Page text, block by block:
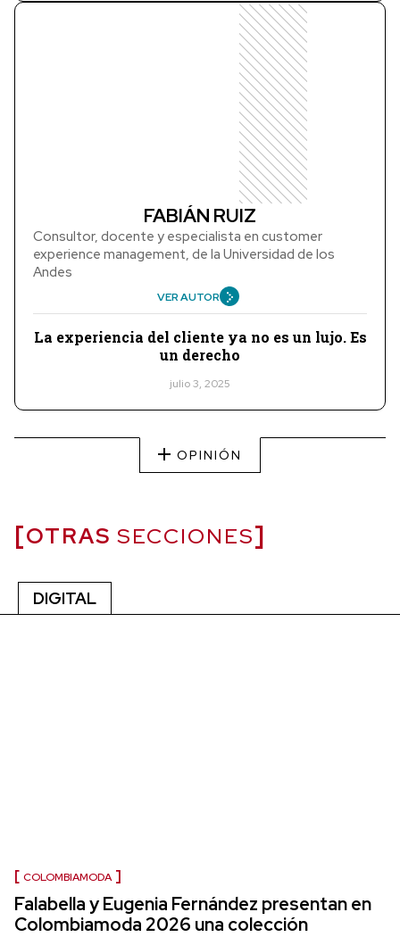
FABIÁN RUIZ
Consultor, docente y especialista en customer
experience management, de la Universidad de los
Andes
VER AUTOR
La experiencia del cliente ya no es un lujo. Es
un derecho
julio 3, 2025
OPINIÓN
OTRAS SECCIONES
DIGITAL
COLOMBIAMODA
Falabella y Eugenia Fernández presentan en
Colombiamoda 2026 una colección